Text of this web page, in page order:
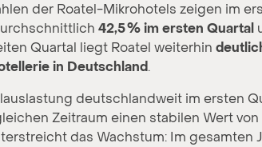
der Roatel-Mikrohotels zeigen im
42,5 % im ersten Quartal
Quartal liegt Roatel weiterhin
in Deutschland.
deutschlandweit im ersten
Zeitraum einen stabilen Wert von
das Wachstum: Im